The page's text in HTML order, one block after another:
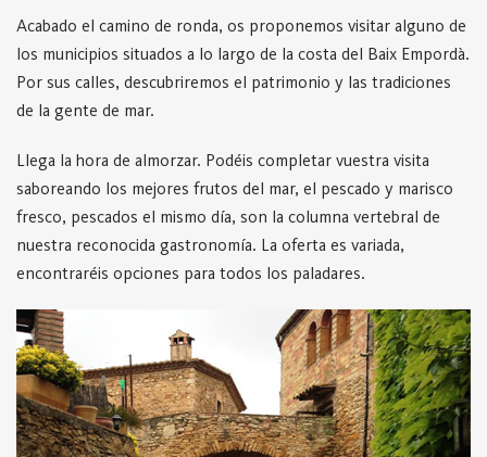
Acabado el camino de ronda, os proponemos visitar alguno de
los municipios situados a lo largo de la costa del Baix Empordà.
Por sus calles, descubriremos el patrimonio y las tradiciones
de la gente de mar.
Llega la hora de almorzar. Podéis completar vuestra visita
saboreando los mejores frutos del mar, el pescado y marisco
fresco, pescados el mismo día, son la columna vertebral de
nuestra reconocida gastronomía. La oferta es variada,
encontraréis opciones para todos los paladares.